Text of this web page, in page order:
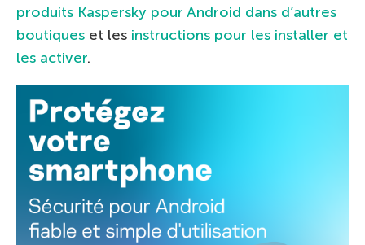
produits Kaspersky pour Android dans d’autres
boutiques et les instructions pour les installer et
les activer.